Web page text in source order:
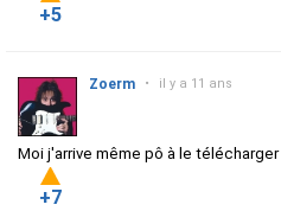
+5
Zoerm • il y a 11 ans
Moi j'arrive même pô à le
+7